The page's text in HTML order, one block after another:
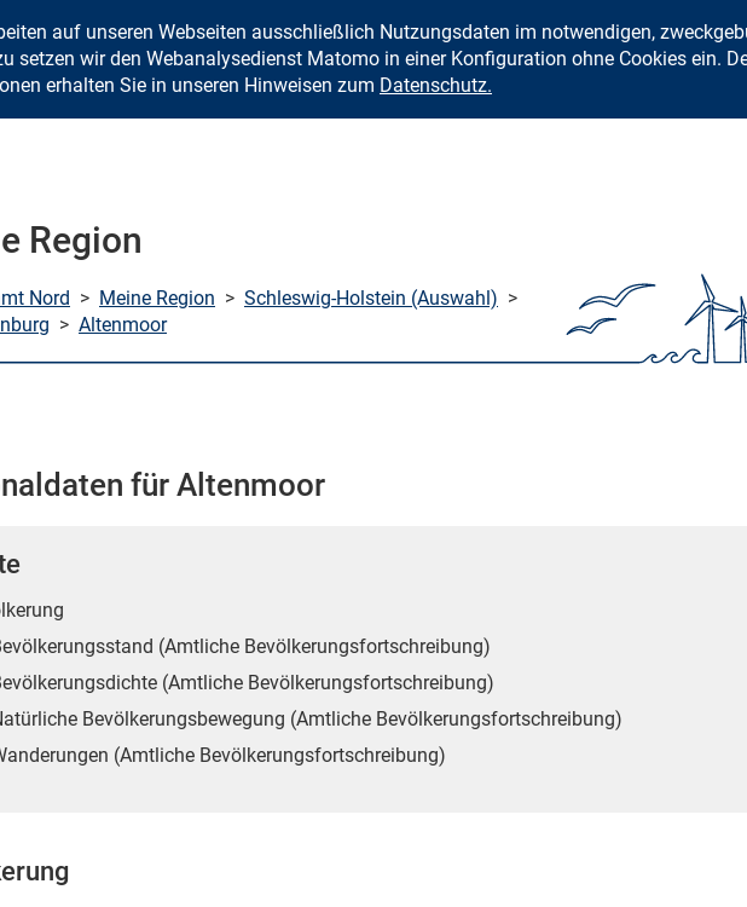
Zum Inhalt springen
auf unseren Webseiten ausschließlich Nutzungsdaten im notwendigen,
setzen wir den Webanalysedienst Matomo in einer Konfiguration ohne Cookies ein.
erhalten Sie in unseren Hinweisen zum Datenschutz.
Region
Nord > Meine Region > Schleswig-Holstein (Auswahl) >
> Altenmoor
für Altenmoor
(Amtliche Bevölkerungsfortschreibung)
(Amtliche Bevölkerungsfortschreibung)
Bevölkerungsbewegung (Amtliche Bevölkerungsfortschreibung)
(Amtliche Bevölkerungsfortschreibung)